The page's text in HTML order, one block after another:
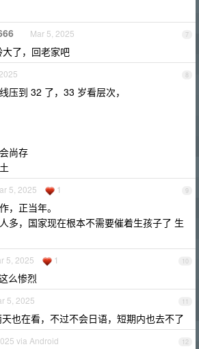
7
Mar 5, 2025
了，回老家吧
8
压到 32 了，33 岁看层次，
尚存
9
5, 2025 1
，正当年。
多，国家现在根本不需要催着生孩子了 生
10
5, 2025 1
么惨烈
11
5, 2025
也在看，不过不会日语，短期内也去不了
12
via Android